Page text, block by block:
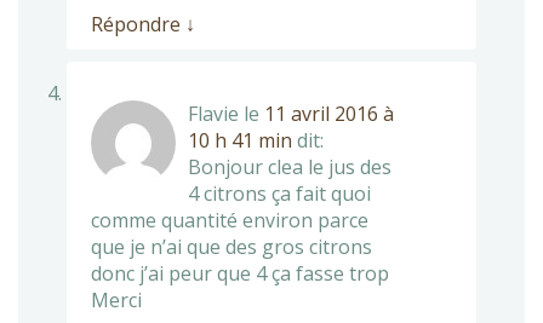
Répondre ↓
Flavie le 11 avril 2016 à
10 h 41 min dit:
Bonjour clea le jus des
4 citrons ça fait quoi
comme quantité environ parce
que je n’ai que des gros citrons
donc j’ai peur que 4 ça fasse trop
Merci